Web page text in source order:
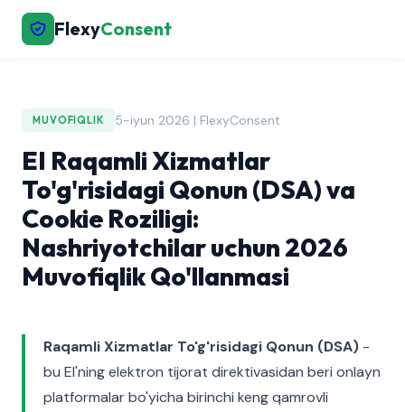
FlexyConsent
MUVOFIQLIK 5-iyun 2026 | FlexyConsent
EI Raqamli Xizmatlar
To'g'risidagi Qonun (DSA) va
Cookie Roziligi:
Nashriyotchilar uchun 2026
Muvofiqlik Qo'llanmasi
Raqamli Xizmatlar To'g'risidagi Qonun (DSA) -
bu EI'ning elektron tijorat direktivasidan beri onlayn
platformalar bo'yicha birinchi keng qamrovli